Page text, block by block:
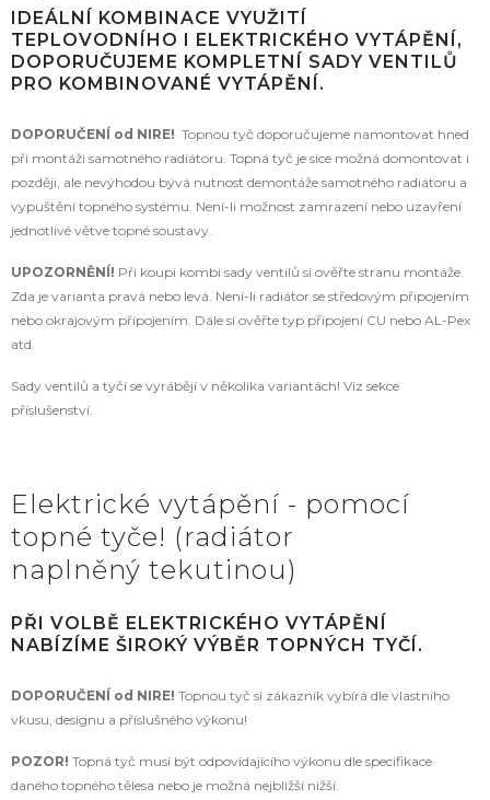
IDEÁLNÍ KOMBINACE VYUŽITÍ
TEPLOVODNÍHO I ELEKTRICKÉHO VYTÁPĚNÍ,
DOPORUČUJEME KOMPLETNÍ SADY VENTILŮ
PRO KOMBINOVANÉ VYTÁPĚNÍ.
DOPORUČENÍ od NIRE! Topnou tyč doporučujeme namontovat hned
při montáži samotného radiátoru. Topná tyč je sice možná domontovat i
později, ale nevýhodou bývá nutnost demontáže samotného radiátoru a
vypuštění topného systému. Není-li možnost zamrazení nebo uzavření
jednotlivé větve topné soustavy.
UPOZORNĚNÍ! Při koupi kombi sady ventilů si ověřte stranu montáže.
Zda je varianta pravá nebo levá. Není-li radiátor se středovým připojením
nebo okrajovým připojením. Dále si ověřte typ připojení CU nebo AL-Pex
atd.
Sady ventilů a tyčí se vyrábějí v několika variantách! Viz sekce
příslušenství.
Elektrické vytápění - pomocí
topné tyče! (radiátor
naplněný tekutinou)
PŘI VOLBĚ ELEKTRICKÉHO VYTÁPĚNÍ
NABÍZÍME ŠIROKÝ VÝBĚR TOPNÝCH TYČÍ.
DOPORUČENÍ od NIRE! Topnou tyč si zákazník vybírá dle vlastního
vkusu, designu a příslušného výkonu!
POZOR! Topná tyč musí být odpovídajícího výkonu dle specifikace
daného topného tělesa nebo je možná nejbližší nižší.